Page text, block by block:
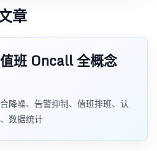
章
班 Oncall 全概念
降噪、告警抑制、值班排班、认
数据统计